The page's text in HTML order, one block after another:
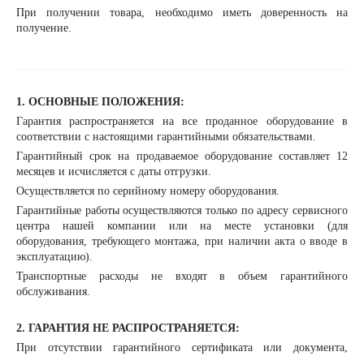
При получении товара, необходимо иметь доверенность на
получение.
1. ОСНОВНЫЕ ПОЛОЖЕНИЯ:
Гарантия распространяется на все проданное оборудование в
соответствии с настоящими гарантийными обязательствами.
Гарантийный срок на продаваемое оборудование составляет 12
месяцев и исчисляется с даты отгрузки.
Осуществляется по серийному номеру оборудования.
Гарантийные работы осуществляются только по адресу сервисного
центра нашей компании или на месте установки (для
оборудования, требующего монтажа, при наличии акта о вводе в
эксплуатацию).
Транспортные расходы не входят в объем гарантийного
обслуживания.
2. ГАРАНТИЯ НЕ РАСПРОСТРАНЯЕТСЯ:
При отсутствии гарантийного сертификата или документа,